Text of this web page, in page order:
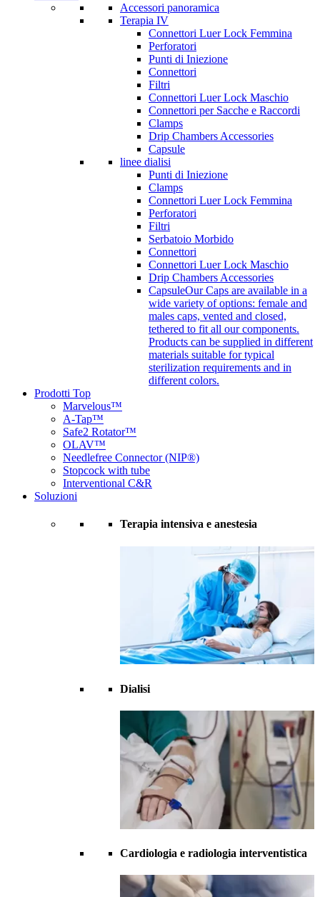
Accessori panoramica
Terapia IV
Connettori Luer Lock Femmina
Perforatori
Punti di Iniezione
Connettori
Filtri
Connettori Luer Lock Maschio
Connettori per Sacche e Raccordi
Clamps
Drip Chambers Accessories
Capsule
linee dialisi
Punti di Iniezione
Clamps
Connettori Luer Lock Femmina
Perforatori
Filtri
Serbatoio Morbido
Connettori
Connettori Luer Lock Maschio
Drip Chambers Accessories
CapsuleOur Caps are available in a
wide variety of options: female and
males caps, vented and closed,
tethered to fit all our components.
Products can be supplied in different
materials suitable for typical
sterilization requirements and in
different colors.
Prodotti Top
Marvelous™
A-Tap™
Safe2 Rotator™
OLAV™
Needlefree Connector (NIP®)
Stopcock with tube
Interventional C&R
Soluzioni
Terapia intensiva e anestesia
Dialisi
Cardiologia e radiologia interventistica